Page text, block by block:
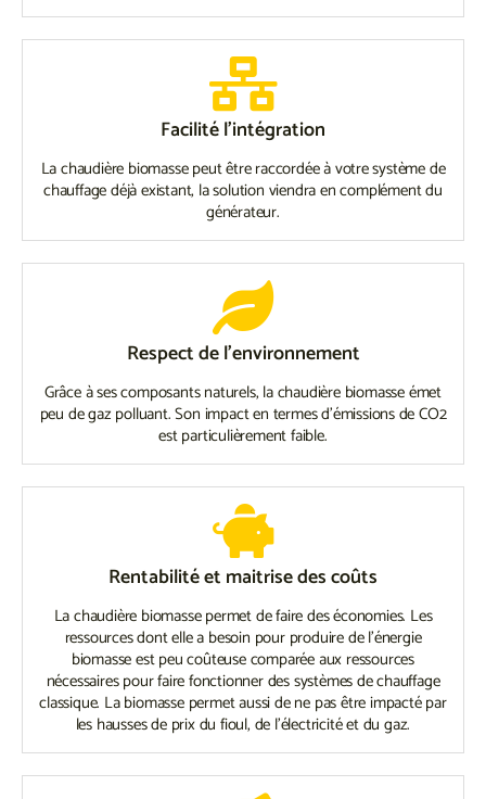
Facilité l'intégration
La chaudière biomasse peut être raccordée à votre système de
chauffage déjà existant, la solution viendra en complément du
générateur.
Respect de l'environnement
Grâce à ses composants naturels, la chaudière biomasse émet
peu de gaz polluant. Son impact en termes d’émissions de CO2
est particulièrement faible.
Rentabilité et maitrise des coûts
La chaudière biomasse permet de faire des économies. Les
ressources dont elle a besoin pour produire de l’énergie
biomasse est peu coûteuse comparée aux ressources
nécessaires pour faire fonctionner des systèmes de chauffage
classique. La biomasse permet aussi de ne pas être impacté par
les hausses de prix du fioul, de l’électricité et du gaz.